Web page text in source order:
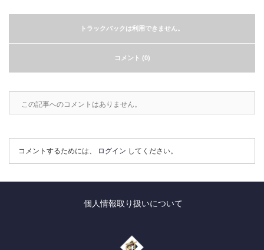
トラックバックは利用できません。
コメント (0)
この記事へのコメントはありません。
コメントするためには、 ログイン してください。
個人情報取り扱いについて